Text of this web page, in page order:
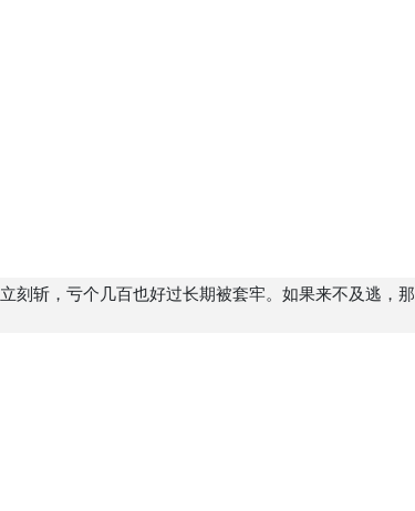
刻斩，亏个几百也好过长期被套牢。如果来不及逃，那